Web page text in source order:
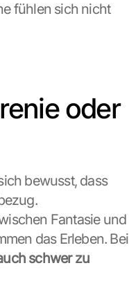
fühlen sich nicht
oder
bewusst, dass
Fantasie und
das Erleben. Bei
schwer zu